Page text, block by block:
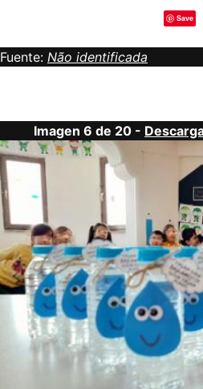
Save
Fuente: Não identificada
Imagen 6 de 20 -